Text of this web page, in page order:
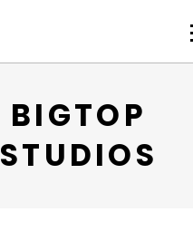
BIGTOP
STUDIOS